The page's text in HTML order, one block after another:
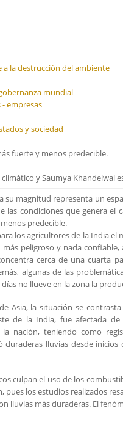
la destrucción del ambiente
mundial
- empresas
y sociedad
fuerte y menos predecible.
y Saumya Khandelwal
su magnitud representa un
las condiciones que genera
predecible.
los agricultores de la India
peligroso y nada
cerca de una cuarta
algunas de las
no llueve en la zona la
Asia, la situación se
de la India, fue afectada
nación, teniendo como
duraderas lluvias desde
culpan el uso de los
pues los estudios realizados
lluvias más duraderas. El